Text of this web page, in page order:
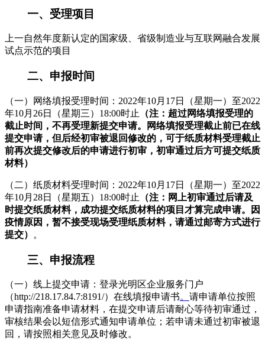
一、受理项目
上一自然年度新认定的国家级、省级制造业与互联网融合发展
试点示范的项目
二、申报时间
（一）网络填报受理时间：2022年10月17日（星期一）至2022
年10月26日（星期三）18:00时止
（注：超过网络填报受理的
截止时间，不再受理新提交申请。网络填报受理截止前已在线
提交申请，但后经初审被退回修改的，可于纸质材料受理截止
前再次提交修改后的申请进行初审，初审通过后方可提交纸质
材料）
（二）纸质材料受理时间：2022年10月17日（星期一）至2022
年10月28日（星期五）18:00时止
（注：网上初审通过后请及
时提交纸质材料，成功提交纸质材料的项目才算完成申请。因
疫情原因， 暂不接受现场受理纸质材料， 请通过邮寄方式进行
提交） 。
三、申报流程
（一）线上提交申请：登录光明区企业服务门户
（http://218.17.84.7:8191/）在线填报申请书。 请申请单位按照
申请指南准备申请材料，在提交申请后请耐心等待初审通过，
审核结果会以短信形式通知申请单位；若申请未通过初审被退
回，请按照相关意见及时修改。